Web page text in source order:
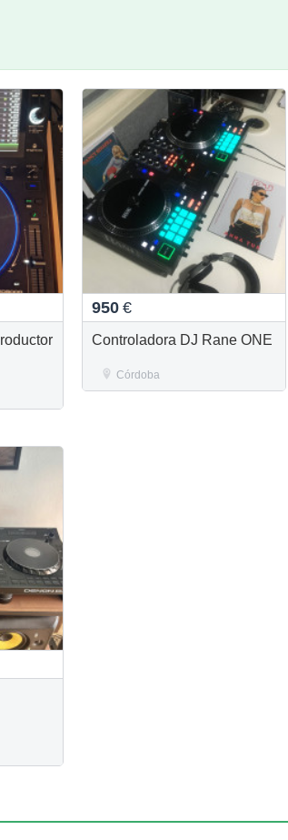
950 €
Controladora DJ Rane ONE
Córdoba